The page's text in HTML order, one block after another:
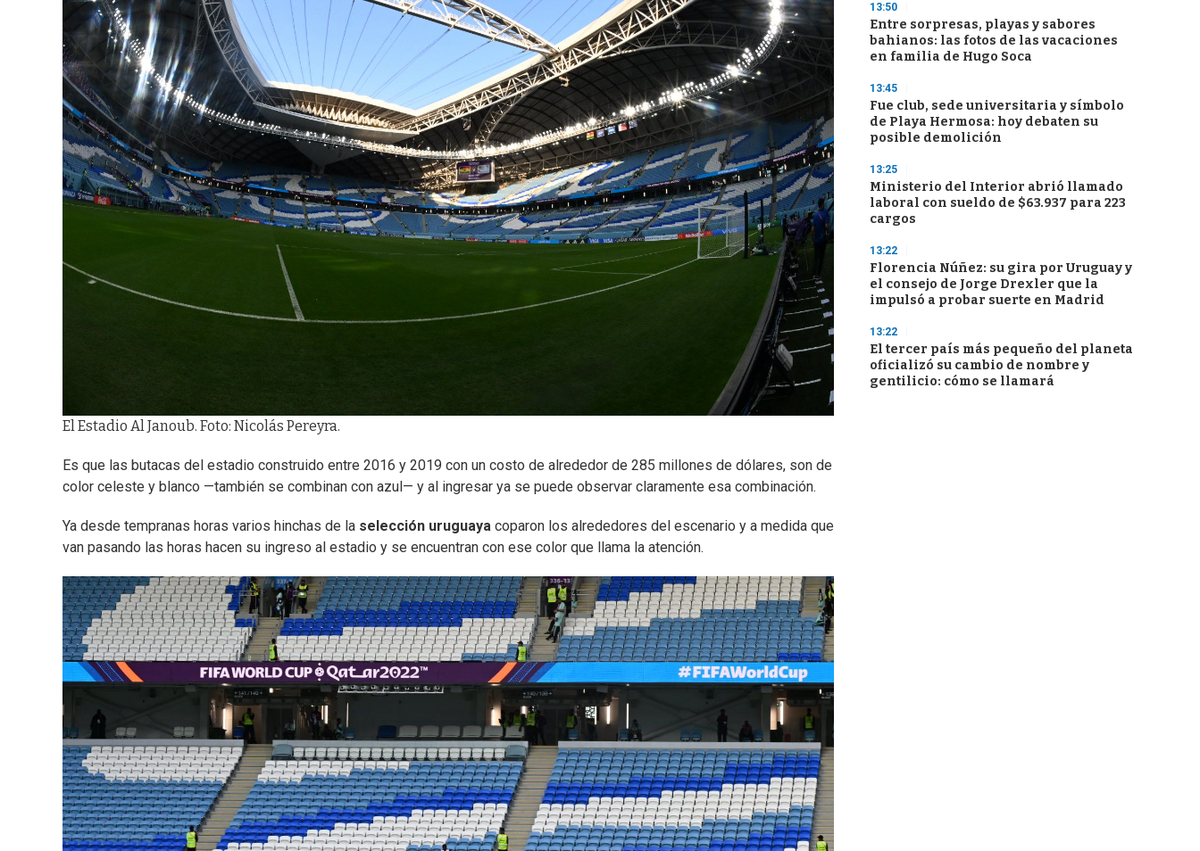
El Estadio Al Janoub. Foto: Nicolás Pereyra.
Es que las butacas del estadio construido entre 2016 y 2019 con un costo de alrededor de 285 millones de dólares, son de
color celeste y blanco —también se combinan con azul— y al ingresar ya se puede observar claramente esa combinación.
Ya desde tempranas horas varios hinchas de la selección uruguaya coparon los alrededores del escenario y a medida que
van pasando las horas hacen su ingreso al estadio y se encuentran con ese color que llama la atención.
13:50
Entre sorpresas, playas y sabores
bahianos: las fotos de las vacaciones
en familia de Hugo Soca
13:45
Fue club, sede universitaria y símbolo
de Playa Hermosa: hoy debaten su
posible demolición
13:25
Ministerio del Interior abrió llamado
laboral con sueldo de $63.937 para 223
cargos
13:22
Florencia Núñez: su gira por Uruguay y
el consejo de Jorge Drexler que la
impulsó a probar suerte en Madrid
13:22
El tercer país más pequeño del planeta
oficializó su cambio de nombre y
gentilicio: cómo se llamará